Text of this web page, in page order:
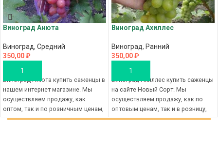
Виноград Анюта
Виноград, Средний
350,00₽
В КОРЗИНУ
Виноград Анюта купить саженцы в
нашем интернет магазине. Мы
осуществляем продажу, как
оптом, так и по розничным ценам,
вы совершаете покупку саженцы
Виноград Ахиллес
Виноград, Ранний
350,00₽
В КОРЗИНУ
Виноград Ахиллес купить саженцы
на сайте Новый Сорт. Мы
осуществляем продажу, как по
оптовым ценам, так и в розницу,
вы покупаете саженцы по низким